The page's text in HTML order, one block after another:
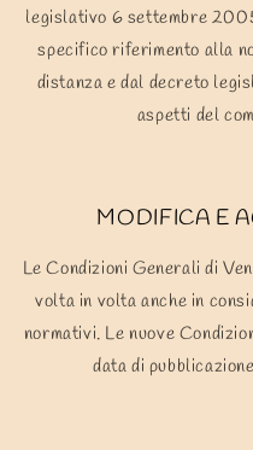
legislativo 6 settembre
specifico riferimento alla
distanza e dal decreto
aspetti del
MODIFICA E
Le Condizioni Generali di
volta in volta anche in
normativi. Le nuove
data di